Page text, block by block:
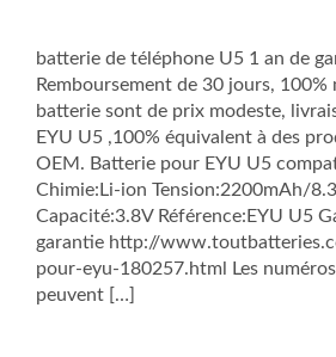
batterie de téléphone U5 1 an de
Remboursement de 30 jours, 100%
batterie sont de prix modeste,
EYU U5 ,100% équivalent à des
OEM. Batterie pour EYU U5
Chimie:Li-ion Tension:2200mAh/
Capacité:3.8V Référence:EYU U5
garantie http://
pour-eyu-180257.html Les
peuvent […]